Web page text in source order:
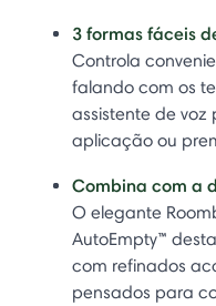
3 formas fáceis
Controla
falando com os
assistente de voz
aplicação ou
Combina com a
O elegante
AutoEmpty™
com refinados
pensados para